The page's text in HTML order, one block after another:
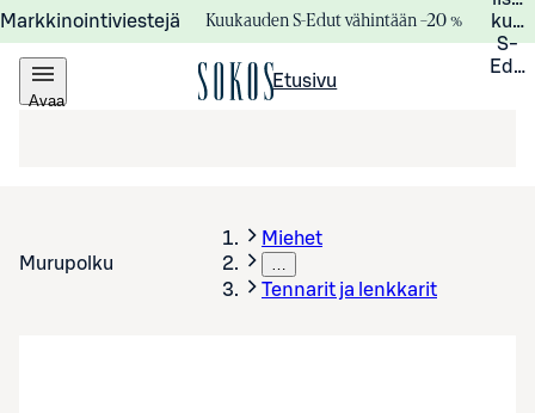
Markkinointiviestejä Kuukauden S-Edut vähintään –20 %
S-
Avaa
Etusivu
Murupolku
Miehet
…
Tennarit ja lenkkarit